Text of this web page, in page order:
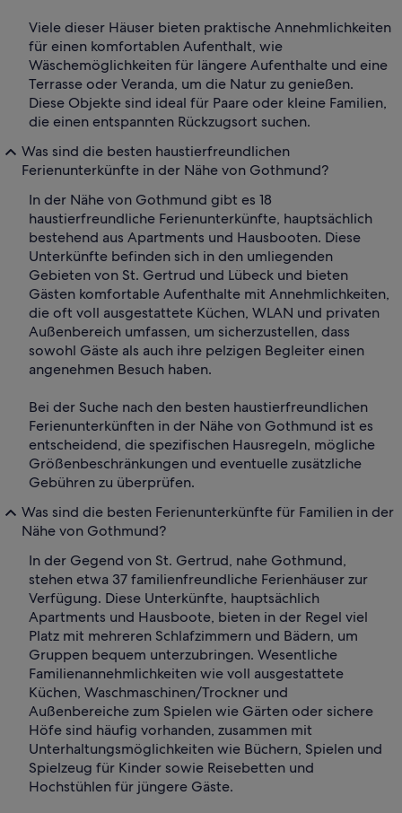
Viele dieser Häuser bieten praktische Annehmlichkeiten
für einen komfortablen Aufenthalt, wie
Wäschemöglichkeiten für längere Aufenthalte und eine
Terrasse oder Veranda, um die Natur zu genießen.
Diese Objekte sind ideal für Paare oder kleine Familien,
die einen entspannten Rückzugsort suchen.
Was sind die besten haustierfreundlichen
Ferienunterkünfte in der Nähe von Gothmund?
In der Nähe von Gothmund gibt es 18
haustierfreundliche Ferienunterkünfte, hauptsächlich
bestehend aus Apartments und Hausbooten. Diese
Unterkünfte befinden sich in den umliegenden
Gebieten von St. Gertrud und Lübeck und bieten
Gästen komfortable Aufenthalte mit Annehmlichkeiten,
die oft voll ausgestattete Küchen, WLAN und privaten
Außenbereich umfassen, um sicherzustellen, dass
sowohl Gäste als auch ihre pelzigen Begleiter einen
angenehmen Besuch haben.
Bei der Suche nach den besten haustierfreundlichen
Ferienunterkünften in der Nähe von Gothmund ist es
entscheidend, die spezifischen Hausregeln, mögliche
Größenbeschränkungen und eventuelle zusätzliche
Gebühren zu überprüfen.
Was sind die besten Ferienunterkünfte für Familien in der
Nähe von Gothmund?
In der Gegend von St. Gertrud, nahe Gothmund,
stehen etwa 37 familienfreundliche Ferienhäuser zur
Verfügung. Diese Unterkünfte, hauptsächlich
Apartments und Hausboote, bieten in der Regel viel
Platz mit mehreren Schlafzimmern und Bädern, um
Gruppen bequem unterzubringen. Wesentliche
Familienannehmlichkeiten wie voll ausgestattete
Küchen, Waschmaschinen/Trockner und
Außenbereiche zum Spielen wie Gärten oder sichere
Höfe sind häufig vorhanden, zusammen mit
Unterhaltungsmöglichkeiten wie Büchern, Spielen und
Spielzeug für Kinder sowie Reisebetten und
Hochstühlen für jüngere Gäste.